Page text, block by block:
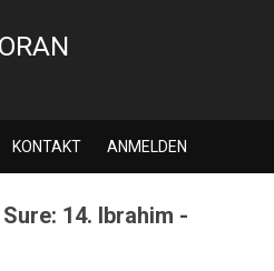
KONTAKT ANMELDEN
14. Ibrahim -